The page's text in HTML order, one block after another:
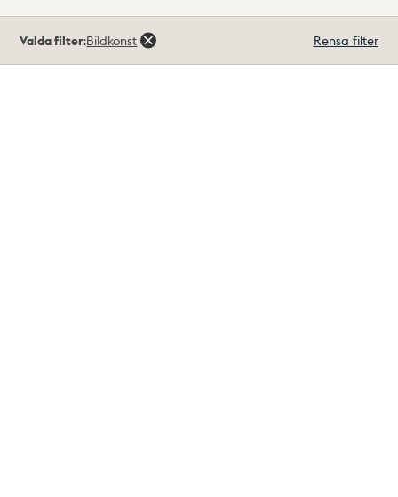
träffar
Valda filter:Bildkonst Rensa filter